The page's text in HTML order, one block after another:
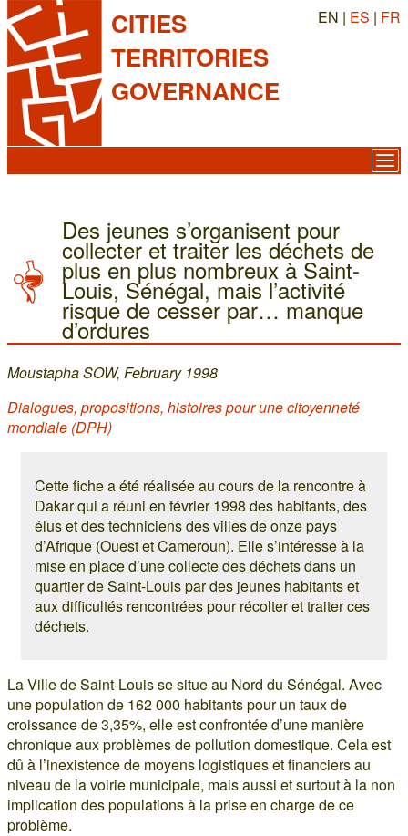
CITIES
TERRITORIES
GOVERNANCE
EN | ES | FR
Des jeunes s’organisent pour
collecter et traiter les déchets de
plus en plus nombreux à Saint-
Louis, Sénégal, mais l’activité
risque de cesser par… manque
d’ordures
Moustapha SOW, February 1998
Dialogues, propositions, histoires pour une citoyenneté
mondiale (DPH)
Cette fiche a été réalisée au cours de la rencontre à
Dakar qui a réuni en février 1998 des habitants, des
élus et des techniciens des villes de onze pays
d’Afrique (Ouest et Cameroun). Elle s’intéresse à la
mise en place d’une collecte des déchets dans un
quartier de Saint-Louis par des jeunes habitants et
aux difficultés rencontrées pour récolter et traiter ces
déchets.
La Ville de Saint-Louis se situe au Nord du Sénégal. Avec
une population de 162 000 habitants pour un taux de
croissance de 3,35%, elle est confrontée d’une manière
chronique aux problèmes de pollution domestique. Cela est
dû à l’inexistence de moyens logistiques et financiers au
niveau de la voirie municipale, mais aussi et surtout à la non
implication des populations à la prise en charge de ce
problème.